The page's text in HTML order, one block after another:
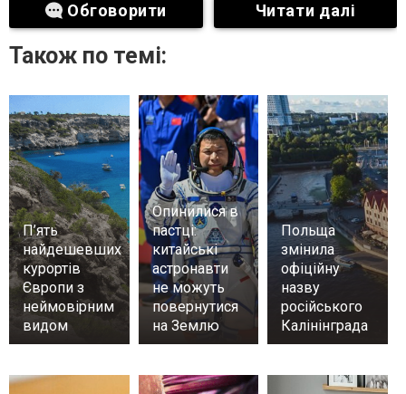
Обговорити Читати далі
Також по темі:
П’ять
найдешевших
курортів
Європи з
неймовірним
видом
Опинилися в
пастці:
китайські
астронавти
не можуть
повернутися
на Землю
Польща
змінила
офіційну
назву
російського
Калінінграда